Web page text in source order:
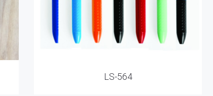
LS-564